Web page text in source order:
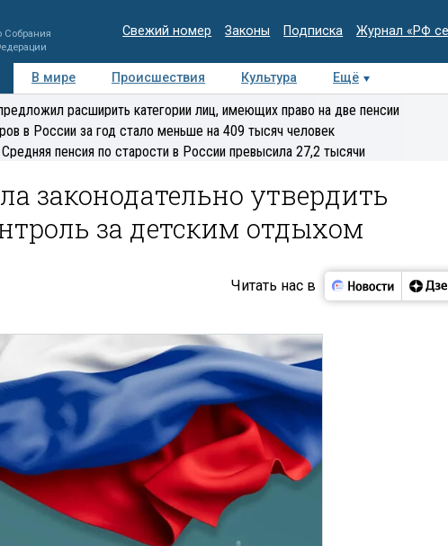
Собрания
Свежий номер Законы Подписка Журнал «РФ
В мире Происшествия Культура
Ещё
Медиацентр Интервью Колумнисты
расширить категории лиц, имеющих право на две пенсии
в России за год стало меньше на 409 тысяч человек
пенсия по старости в России превысила 27,2 тысячи
законодательно утвердить
за детским отдыхом
Читать нас в